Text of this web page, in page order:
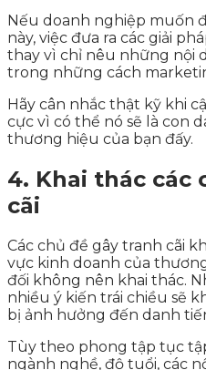
Nếu doanh nghiệp muốn
này, việc đưa ra các giải
thay vì chỉ nêu những nội
trong những cách
Hãy cân nhắc thật kỹ khi
cực vì có thể nó sẽ là con
thương hiệu của bạn đấy.
4. Khai thác các
cãi
Các chủ đề gây tranh cãi
vực kinh doanh của
đối không nên khai thác.
nhiều ý kiến trái chiều sẽ
bị ảnh hưởng đến danh
Tùy theo phong tập tục
ngành nghề, độ tuổi, các